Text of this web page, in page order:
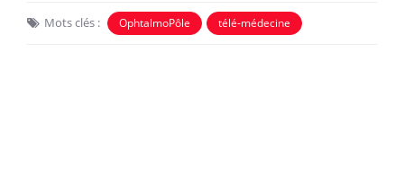
Mots clés : OphtalmoPôle télé-médecine